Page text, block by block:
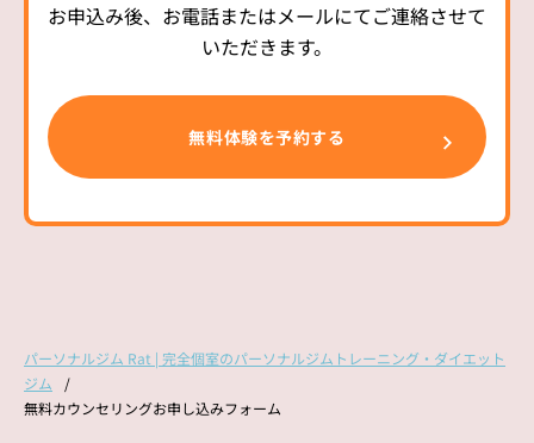
お申込み後、お電話またはメールにてご連絡させて
いただきます。
パーソナルジム Rat | 完全個室のパーソナルジムトレーニング・ダイエット
ジム
無料カウンセリングお申し込みフォーム